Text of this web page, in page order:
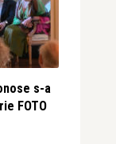
s-a
FOTO